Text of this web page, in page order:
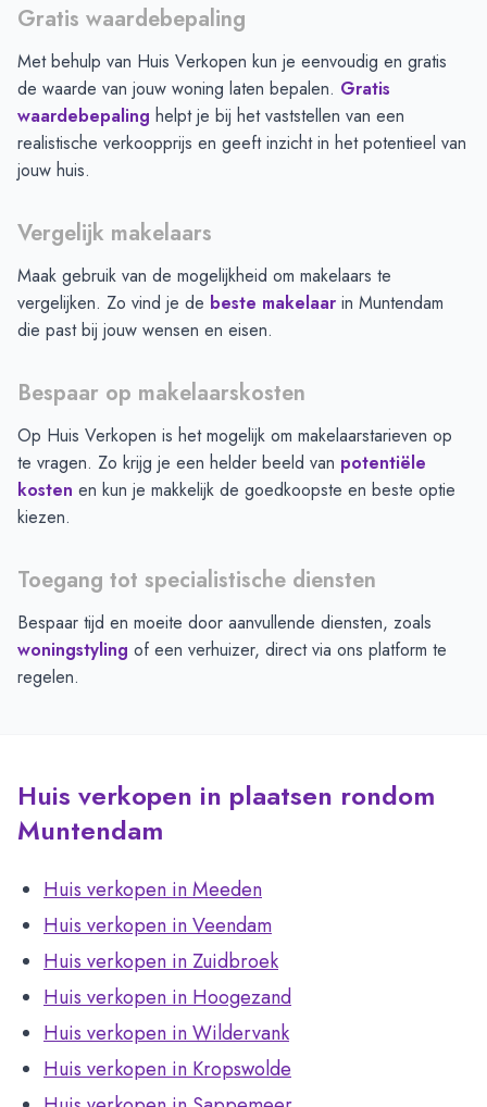
Gratis waardebepaling
Met behulp van Huis Verkopen kun je eenvoudig en gratis
de waarde van jouw woning laten bepalen. Gratis
waardebepaling helpt je bij het vaststellen van een
realistische verkoopprijs en geeft inzicht in het potentieel van
jouw huis.
Vergelijk makelaars
Maak gebruik van de mogelijkheid om makelaars te
vergelijken. Zo vind je de beste makelaar in Muntendam
die past bij jouw wensen en eisen.
Bespaar op makelaarskosten
Op Huis Verkopen is het mogelijk om makelaarstarieven op
te vragen. Zo krijg je een helder beeld van potentiële
kosten en kun je makkelijk de goedkoopste en beste optie
kiezen.
Toegang tot specialistische diensten
Bespaar tijd en moeite door aanvullende diensten, zoals
woningstyling of een verhuizer, direct via ons platform te
regelen.
Huis verkopen in plaatsen rondom
Muntendam
Huis verkopen in Meeden
Huis verkopen in Veendam
Huis verkopen in Zuidbroek
Huis verkopen in Hoogezand
Huis verkopen in Wildervank
Huis verkopen in Kropswolde